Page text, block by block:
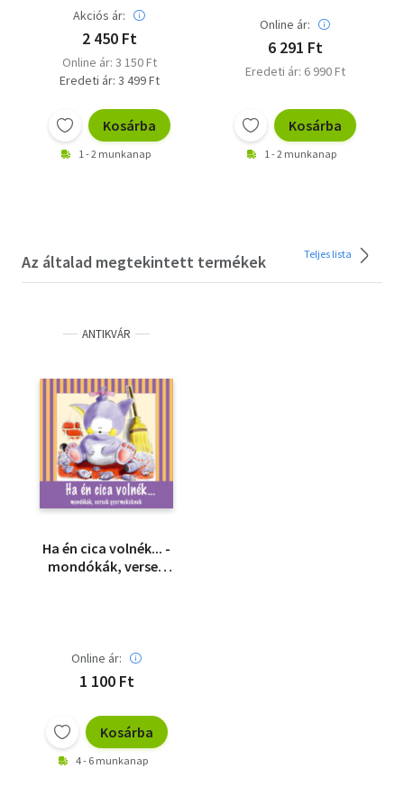
Akciós ár:
2 450 Ft
Online ár: 3 150 Ft
Eredeti ár: 3 499 Ft
Kosárba
1 - 2 munkanap
Online ár:
6 291 Ft
Eredeti ár: 6 990 Ft
Kosárba
1 - 2 munkanap
Az általad megtekintett termékek Teljes lista
ANTIKVÁR
Ha én cica volnék... -
mondókák, versek
Online ár:
1 100 Ft
Kosárba
4 - 6 munkanap